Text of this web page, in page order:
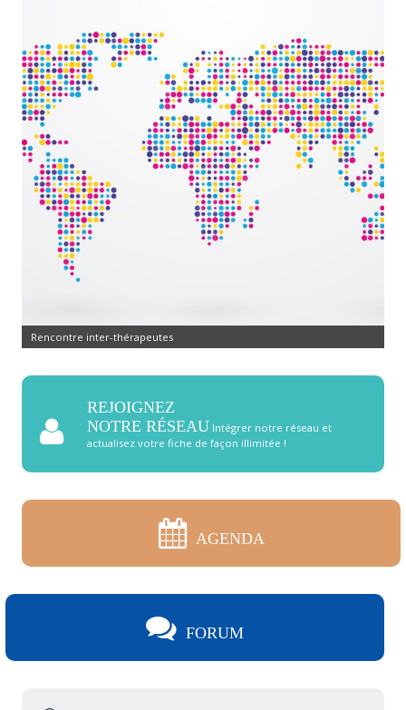
Rencontre inter-thérapeutes
REJOIGNEZ
NOTRE RÉSEAU Intégrer notre réseau et
actualisez votre fiche de façon illimitée !
AGENDA
FORUM